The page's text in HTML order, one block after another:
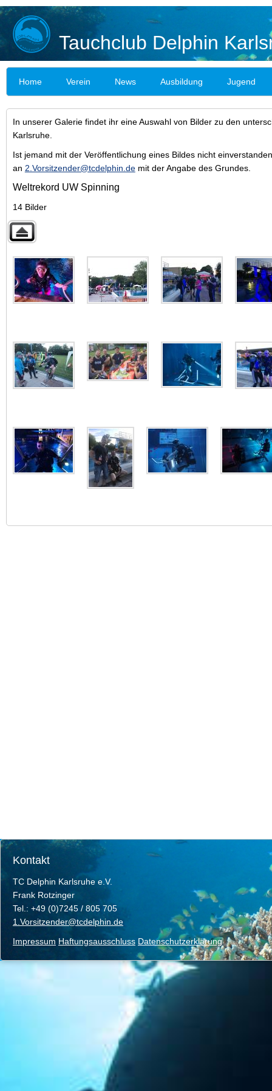
Tauchclub Delphin
Home Verein News Ausbildung Jugend
In unserer Galerie findet ihr eine Auswahl von Bilder zu den
Karlsruhe.
Ist jemand mit der Veröffentlichung eines Bildes nicht
an 2.Vorsitzender@tcdelphin.demit der Angabe des Grundes.
Weltrekord UW Spinning
14 Bilder
Kontakt
TC Delphin Karlsruhe e.V.
Frank Rotzinger
Tel.: +49 (0)7245 / 805 705
1.Vorsitzender@tcdelphin.de
Impressum Haftungsausschluss Datenschutzerklärung